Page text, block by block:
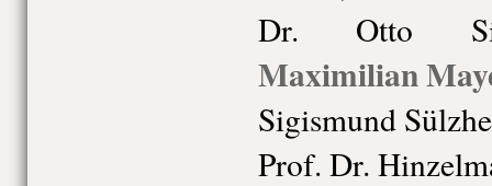
Dr. Otto
Maximilian
Sigismund
Prof. Dr.